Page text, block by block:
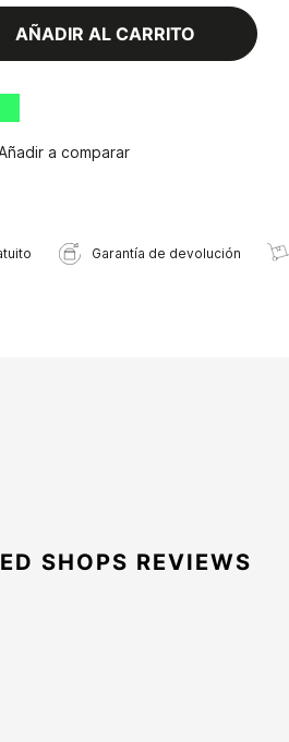
AÑADIR AL CARRITO
a comparar
Garantía de devolución
SHOPS REVIEWS